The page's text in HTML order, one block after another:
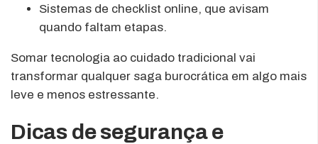
Sistemas de checklist online, que avisam
quando faltam etapas.
Somar tecnologia ao cuidado tradicional vai
transformar qualquer saga burocrática em algo mais
leve e menos estressante.
Dicas de segurança e